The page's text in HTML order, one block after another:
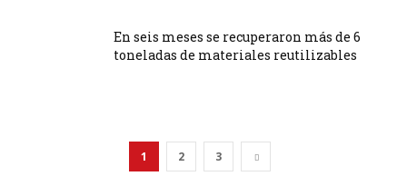
En seis meses se recuperaron más de 6
toneladas de materiales reutilizables
1 2 3